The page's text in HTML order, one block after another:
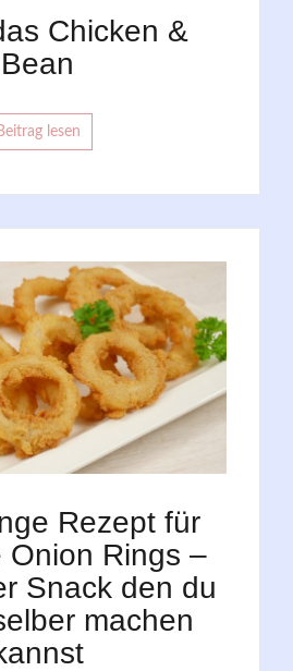
Chicken &
Bean
lesen
Rezept für
Onion Rings –
Snack den du
machen